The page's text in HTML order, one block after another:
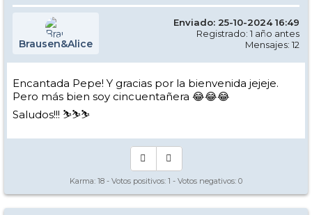
Brausen&Alice
Enviado: 25-10-2024 16:49
Registrado: 1 año antes
Mensajes: 12
Encantada Pepe! Y gracias por la bienvenida jejeje.
Pero más bien soy cincuentañera 😂😂😂
Saludos!!! ⛷️⛷️⛷️
Karma: 18 - Votos positivos: 1 - Votos negativos: 0